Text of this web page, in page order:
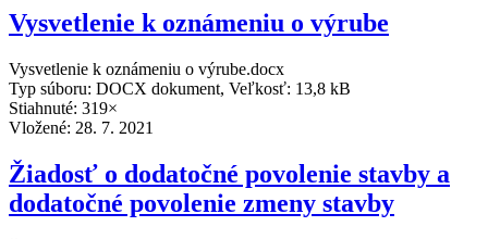
Vysvetlenie k oznámeniu o výrube
Vysvetlenie k oznámeniu o výrube.docx
Typ súboru: DOCX dokument, Veľkosť: 13,8 kB
Stiahnuté: 319×
Vložené: 28. 7. 2021
Žiadosť o dodatočné povolenie stavby a
dodatočné povolenie zmeny stavby